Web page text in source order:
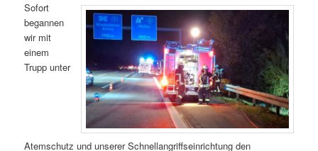
Sofort
begannen
wir mit
einem
Trupp unter
Atemschutz und unserer Schnellangriffseinrichtung den